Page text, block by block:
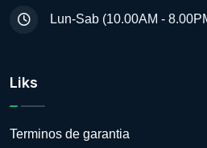
Lun-Sab (10.00AM -
Liks
Terminos de garantia